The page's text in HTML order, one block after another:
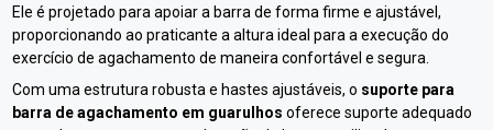
Ele é projetado para apoiar a barra de forma firme e ajustável,
proporcionando ao praticante a altura ideal para a execução do
exercício de agachamento de maneira confortável e segura.
Com uma estrutura robusta e hastes ajustáveis, o suporte para
barra de agachamento em guarulhos oferece suporte adequado